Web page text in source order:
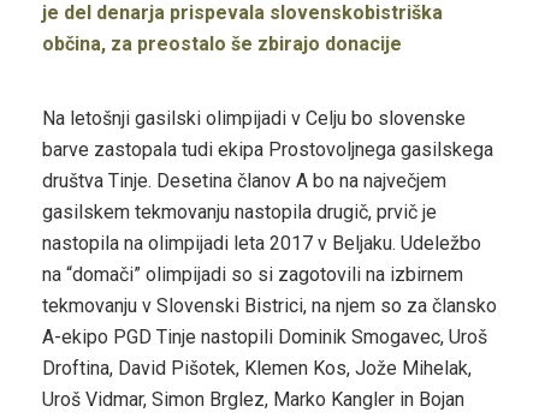
je del denarja prispevala slovenskobistriška
občina, za preostalo še zbirajo donacije
Na letošnji gasilski olimpijadi v Celju bo slovenske
barve zastopala tudi ekipa Prostovoljnega gasilskega
društva Tinje. Desetina članov A bo na največjem
gasilskem tekmovanju nastopila drugič, prvič je
nastopila na olimpijadi leta 2017 v Beljaku. Udeležbo
na “domači” olimpijadi so si zagotovili na izbirnem
tekmovanju v Slovenski Bistrici, na njem so za člansko
A-ekipo PGD Tinje nastopili Dominik Smogavec, Uroš
Droftina, David Pišotek, Klemen Kos, Jože Mihelak,
Uroš Vidmar, Simon Brglez, Marko Kangler in Bojan